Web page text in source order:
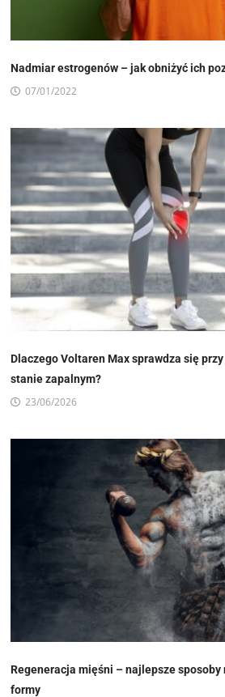
Nadmiar estrogenów – jak obniżyć ich
07/01/2022
Dlaczego Voltaren Max sprawdza się
stanie zapalnym?
23/06/2026
Regeneracja mięśni – najlepsze sposoby
formy